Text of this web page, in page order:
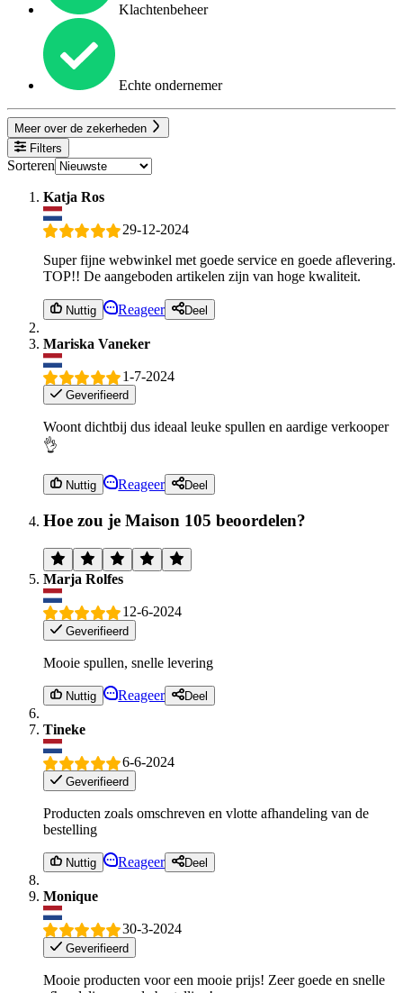
Klachtenbeheer
Echte ondernemer
Meer over de zekerheden
Filters
Sorteren
Katja Ros
29-12-2024
Super fijne webwinkel met goede service en goede aflevering.
TOP!! De aangeboden artikelen zijn van hoge kwaliteit.
Nuttig Reageer Deel
Mariska Vaneker
1-7-2024
Geverifieerd
Woont dichtbij dus ideaal leuke spullen en aardige verkooper
👌
Nuttig Reageer Deel
Hoe zou je Maison 105 beoordelen?
Marja Rolfes
12-6-2024
Geverifieerd
Mooie spullen, snelle levering
Nuttig Reageer Deel
Tineke
6-6-2024
Geverifieerd
Producten zoals omschreven en vlotte afhandeling van de
bestelling
Nuttig Reageer Deel
Monique
30-3-2024
Geverifieerd
Mooie producten voor een mooie prijs! Zeer goede en snelle